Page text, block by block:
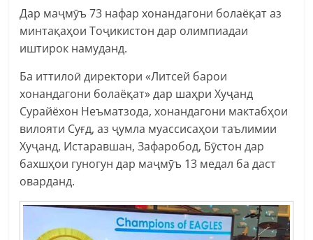
Дар маҷмӯъ 73 нафар хонандагони болаёқат аз
минтақаҳои Тоҷикистон дар олимпиадаи
иштирок намуданд.
Ба иттилоӣ директори «Литсей барои
хонандагони болаёқат» дар шаҳри Хуҷанд
Сурайёхон Неъматзода, хонандагони мактабҳои
вилояти Суғд, аз ҷумла муассисаҳои таълимии
Хуҷанд, Истаравшан, Зафаробод, Бӯстон дар
бахшҳои гуногун дар маҷмӯъ 13 медал ба даст
оварданд.